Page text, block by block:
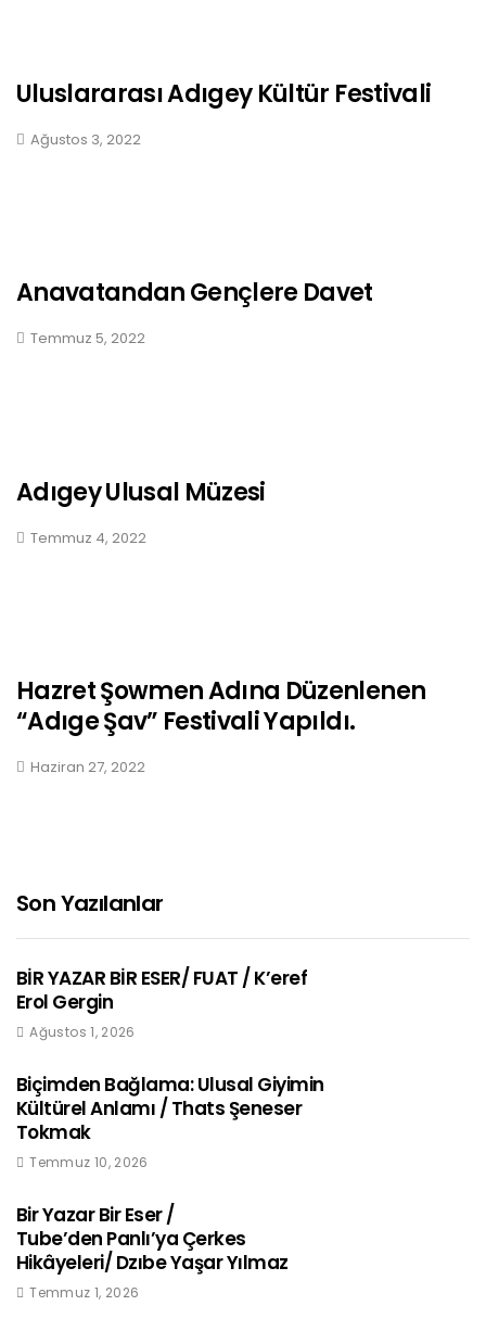
Uluslararası Adıgey Kültür Festivali
Ağustos 3, 2022
Anavatandan Gençlere Davet
Temmuz 5, 2022
Adıgey Ulusal Müzesi
Temmuz 4, 2022
Hazret Şowmen Adına Düzenlenen
“Adıge Şav” Festivali Yapıldı.
Haziran 27, 2022
Son Yazılanlar
BİR YAZAR BİR ESER/ FUAT / K’eref
Erol Gergin
Ağustos 1, 2026
Biçimden Bağlama: Ulusal Giyimin
Kültürel Anlamı / Thats Şeneser
Tokmak
Temmuz 10, 2026
Bir Yazar Bir Eser /
Tube’den Panlı’ya Çerkes
Hikâyeleri/ Dzıbe Yaşar Yılmaz
Temmuz 1, 2026